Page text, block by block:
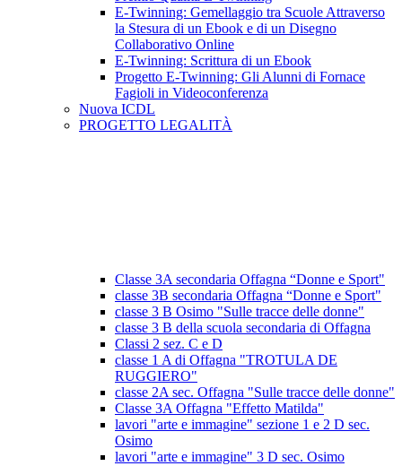
E-Twinning: Gemellaggio tra Scuole Attraverso
la Stesura di un Ebook e di un Disegno
Collaborativo Online
E-Twinning: Scrittura di un Ebook
Progetto E-Twinning: Gli Alunni di Fornace
Fagioli in Videoconferenza
Nuova ICDL
PROGETTO LEGALITÀ
Classe 3A secondaria Offagna “Donne e Sport"
classe 3B secondaria Offagna “Donne e Sport"
classe 3 B Osimo "Sulle tracce delle donne"
classe 3 B della scuola secondaria di Offagna
Classi 2 sez. C e D
classe 1 A di Offagna "TROTULA DE
RUGGIERO"
classe 2A sec. Offagna "Sulle tracce delle donne"
Classe 3A Offagna "Effetto Matilda"
lavori "arte e immagine" sezione 1 e 2 D sec.
Osimo
lavori "arte e immagine" 3 D sec. Osimo